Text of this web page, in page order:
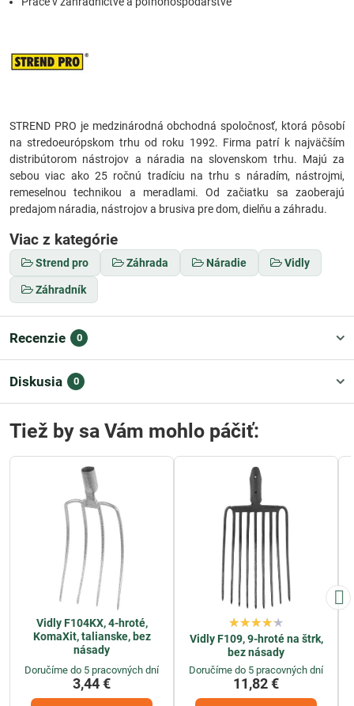
STREND PRO je medzinárodná obchodná spoločnosť, ktorá pôsobí
na stredoeurópskom trhu od roku 1992. Firma patrí k najväčším
distribútorom nástrojov a náradia na slovenskom trhu. Majú za
sebou viac ako 25 ročnú tradíciu na trhu s náradím, nástrojmi,
remeselnou technikou a meradlami. Od začiatku sa zaoberajú
predajom náradia, nástrojov a brusiva pre dom, dielňu a záhradu.
Viac z kategórie
Strend pro Záhrada Náradie Vidly
Záhradník
Recenzie 0
Diskusia 0
Tiež by sa Vám mohlo páčiť:
Vidly F104KX, 4-hroté,
KomaXit, talianske, bez
násady
Doručíme do 5 pracovných dní
3,44 €
Vidly F109, 9-hroté na štrk,
bez násady
Doručíme do 5 pracovných dní
11,82 €